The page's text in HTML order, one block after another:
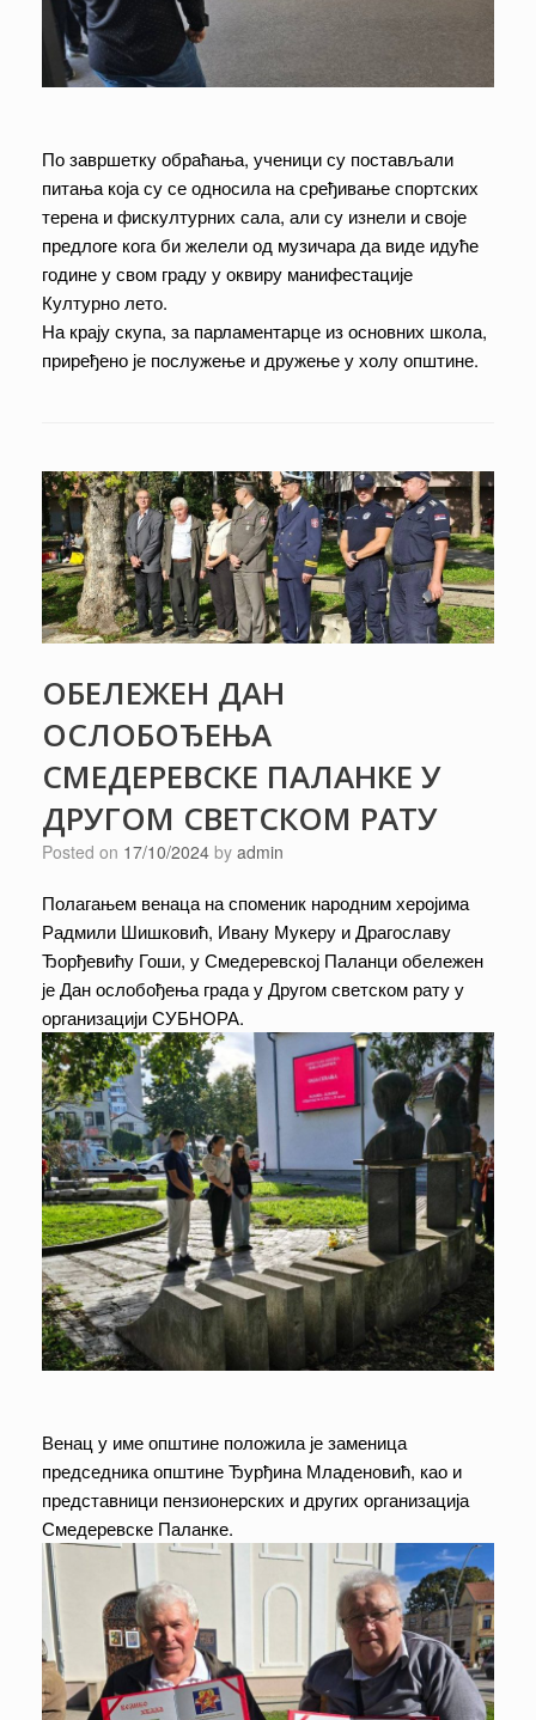
По завршетку обраћања, ученици су постављали
питања која су се односила на сређивање спортских
терена и фискултурних сала, али су изнели и своје
предлоге кога би желели од музичара да виде идуће
године у свом граду у оквиру манифестације
Културно лето.
На крају скупа, за парламентарце из основних школа,
приређено је послужење и дружење у холу општине.
ОБЕЛЕЖЕН ДАН
ОСЛОБОЂЕЊА
СМЕДЕРЕВСКЕ ПАЛАНКЕ У
ДРУГОМ СВЕТСКОМ РАТУ
Posted on 17/10/2024 by admin
Полагањем венаца на споменик народним херојима
Радмили Шишковић, Ивану Мукеру и Драгославу
Ђорђевићу Гоши, у Смедеревској Паланци обележен
је Дан ослобођења града у Другом светском рату у
организацији СУБНОРА.
Венац у име општине положила је заменица
председника општине Ђурђина Младеновић, као и
представници пензионерских и других организација
Смедеревске Паланке.